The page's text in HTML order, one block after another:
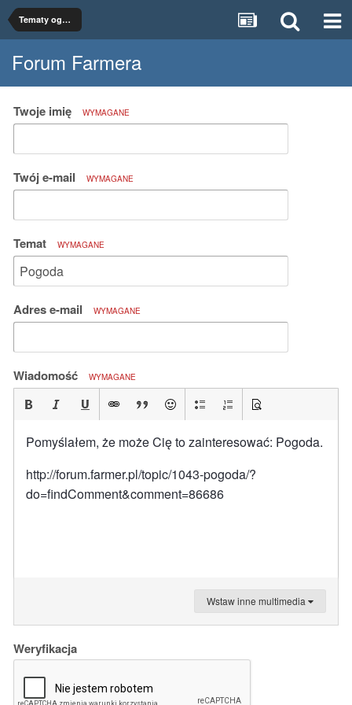
Tematy ogólne
Forum Farmera
Twoje imię WYMAGANE
Twój e-mail WYMAGANE
Temat WYMAGANE
Adres e-mail WYMAGANE
Wiadomość WYMAGANE
Pomyślałem, że może Cię to zainteresować: Pogoda.
http://forum.farmer.pl/topic/1043-pogoda/?
do=findComment&comment=86686
Wstaw inne multimedia
Weryfikacja